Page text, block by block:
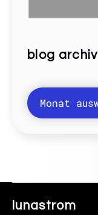
blog archiv
lunastrom